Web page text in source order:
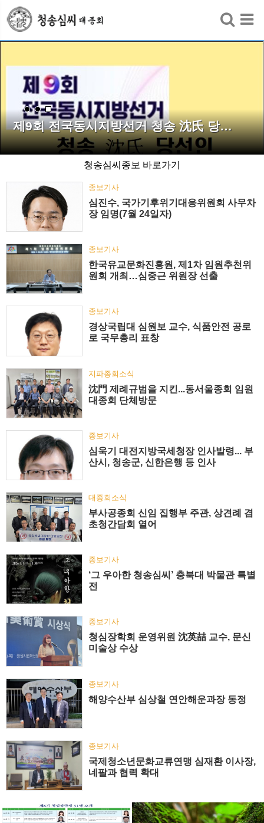
제9회 전국동시지방선거 청송 沈氏 당…
청송심씨종보 바로가기
종보기사
심진수, 국가기후위기대응위원회 사무차
장 임명(7월 24일자)
종보기사
한국유교문화진흥원, 제1차 임원추천위
원회 개최…심중근 위원장 선출
종보기사
경상국립대 심원보 교수, 식품안전 공로
로 국무총리 표창
지파종회소식
沈門 제례규범을 지킨...동서울종회 임원
대종회 단체방문
종보기사
심욱기 대전지방국세청장 인사발령... 부
산시, 청송군, 신한은행 등 인사
대종회소식
부사공종회 신임 집행부 주관, 상견례 겸
초청간담회 열어
종보기사
‘그 우아한 청송심씨’ 충북대 박물관 특별
전
종보기사
청심장학회 운영위원 沈英喆 교수, 문신
미술상 수상
종보기사
해양수산부 심상철 연안해운과장 동정
종보기사
국제청소년문화교류연맹 심재환 이사장,
네팔과 협력 확대